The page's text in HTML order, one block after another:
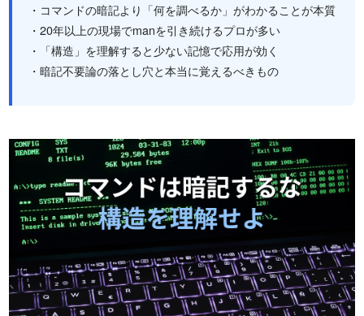
・コマンドの暗記より「何を調べるか」がわかることが本質
・20年以上の現場でmanを引き続けるプロが多い
・「構造」を理解すると少ない記憶で応用が効く
・暗記不要論の落とし穴と本当に覚えるべきもの